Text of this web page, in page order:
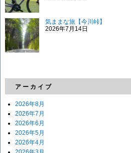
気ままな旅【今川峠】
2026年7月14日
アーカイブ
2026年8月
2026年7月
2026年6月
2026年5月
2026年4月